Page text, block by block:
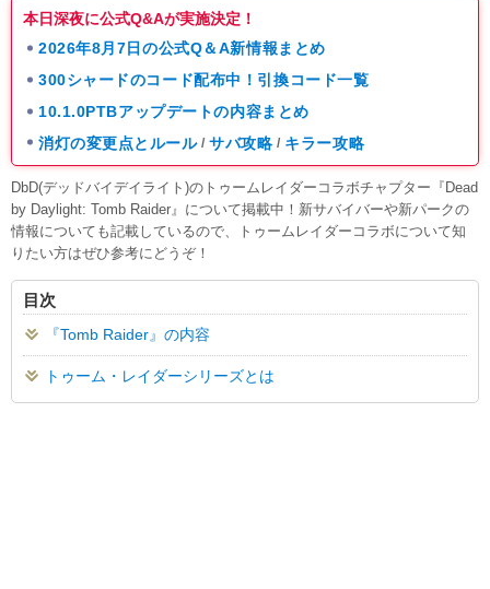
本日深夜に公式Q&Aが実施決定！
2026年8月7日の公式Q＆A新情報まとめ
300シャードのコード配布中！引換コード一覧
10.1.0PTBアップデートの内容まとめ
消灯の変更点とルール / サバ攻略 / キラー攻略
DbD(デッドバイデイライト)のトゥームレイダーコラボチャプター『Dead
by Daylight: Tomb Raider』について掲載中！新サバイバーや新パークの
情報についても記載しているので、トゥームレイダーコラボについて知
りたい方はぜひ参考にどうぞ！
目次
『Tomb Raider』の内容
トゥーム・レイダーシリーズとは